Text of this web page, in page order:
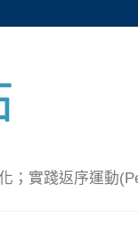
；實踐返序運動